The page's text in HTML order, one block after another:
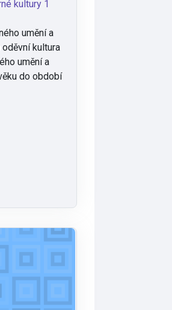
kultury 1
umění a
kultura
umění a
do období
Fashion Culture 2 (2024) (ENGLISH)